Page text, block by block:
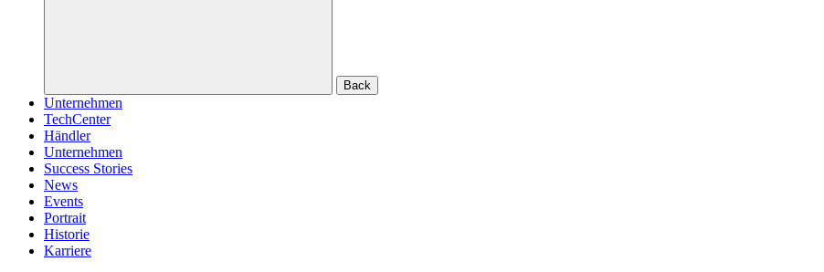
Back
Unternehmen
TechCenter
Händler
Unternehmen
Success Stories
News
Events
Portrait
Historie
Karriere